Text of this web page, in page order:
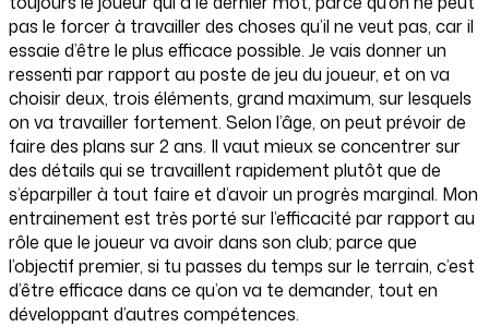
pas le forcer à travailler des choses qu’il ne veut pas, car il
essaie d’être le plus efficace possible. Je vais donner un
ressenti par rapport au poste de jeu du joueur, et on va
choisir deux, trois éléments, grand maximum, sur lesquels
on va travailler fortement. Selon l’âge, on peut prévoir de
faire des plans sur 2 ans. Il vaut mieux se concentrer sur
des détails qui se travaillent rapidement plutôt que de
s’éparpiller à tout faire et d’avoir un progrès marginal. Mon
entrainement est très porté sur l’efficacité par rapport au
rôle que le joueur va avoir dans son club; parce que
l’objectif premier, si tu passes du temps sur le terrain, c’est
d’être efficace dans ce qu’on va te demander, tout en
développant d’autres compétences.